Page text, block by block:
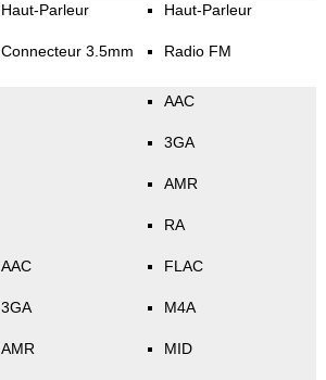
Haut-Parleur
Connecteur 3.5mm
Haut-Parleur
Radio FM
AAC
3GA
AMR
AAC
3GA
AMR
RA
FLAC
M4A
MID